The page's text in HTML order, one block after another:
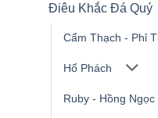
Điêu Khắc Đá Quý
Cẩm Thạch - Phỉ
Hổ Phách
Ruby - Hồng Ngọc